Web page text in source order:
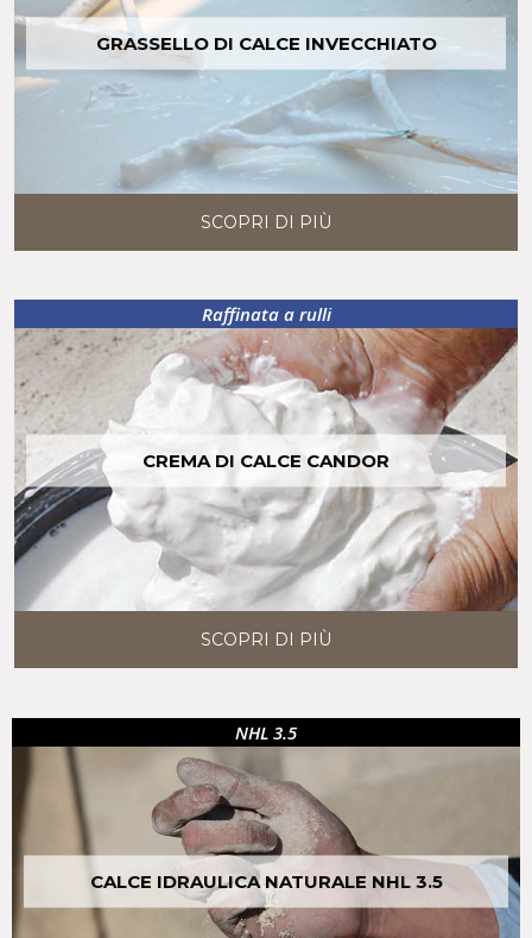
GRASSELLO DI CALCE INVECCHIATO
SCOPRI DI PIÙ
Raffinata a rulli
CREMA DI CALCE CANDOR
SCOPRI DI PIÙ
NHL 3.5
CALCE IDRAULICA NATURALE NHL 3.5